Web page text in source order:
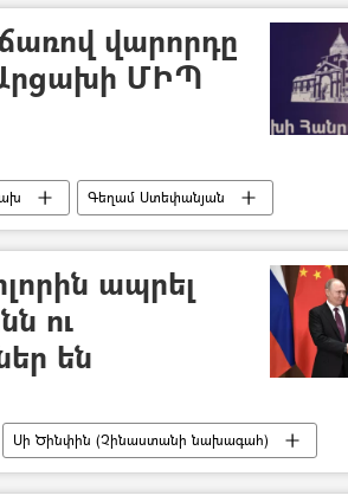
վարորդը
Արցախի ՄԻՊ
Գեղամ Ստեփանյան
ապրել
ու
են
Սի Ծինփին (Չինաստանի նախագահ)
գագաթնաժողով Ջո Բայդեն